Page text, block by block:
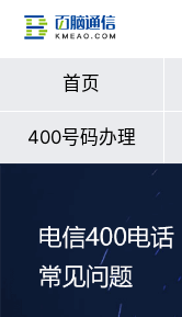
首页
400号码办理